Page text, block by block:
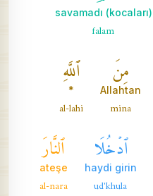
(kocaları) savamadı
falam
مِنَ
Allahtan
mina
ٱللَّهِ
*
al-lahi
ٱدۡخُلَا
haydi girin
ud'khula
ٱلنَّارَ
ateşe
al-nara